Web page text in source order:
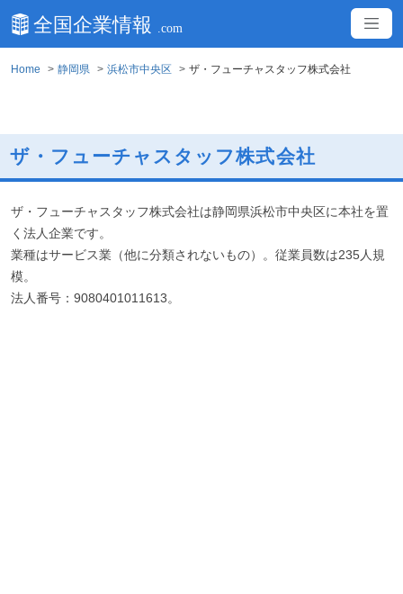
Home 静岡県 浜松市中央区 ザ・フューチャスタッフ株式会社
ザ・フューチャスタッフ株式会社
ザ・フューチャスタッフ株式会社は静岡県浜松市中央区に本社を置
く法人企業です。
業種はサービス業（他に分類されないもの）。従業員数は235人規
模。
法人番号：9080401011613。